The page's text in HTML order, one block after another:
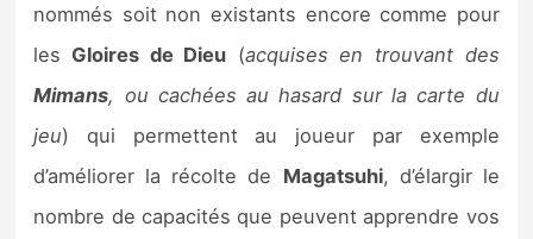
nommés soit non existants encore comme pour
les Gloires de Dieu (acquises en trouvant des
Mimans, ou cachées au hasard sur la carte du
jeu) qui permettent au joueur par exemple
d’améliorer la récolte de Magatsuhi, d’élargir le
nombre de capacités que peuvent apprendre vos